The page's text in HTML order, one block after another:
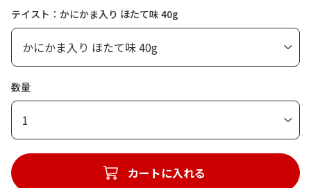
テイスト：かにかま入り ほたて味 40g
数量
1
カートに入れる